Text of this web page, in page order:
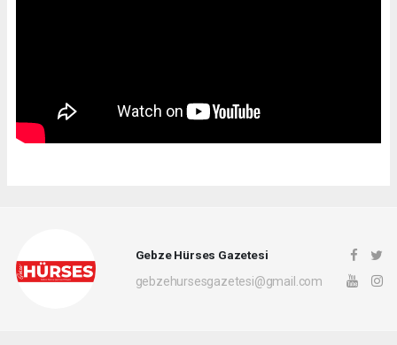
Gebze Hürses Gazetesi
gebzehursesgazetesi@gmail.com